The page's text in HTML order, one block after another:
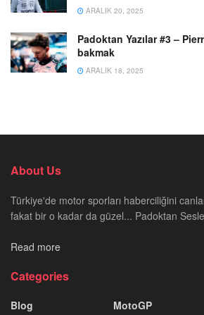
ARALIK 20, 2025
Padoktan Yazılar #3 –
bakmak
ARALIK 18, 2025
About Us
Türkiye'de motor sporları haberciliğini
fakat bir o kadar da güzel... Padoktan
Read more
Categories
Blog MotoGP